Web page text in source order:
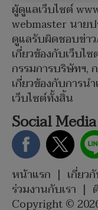
ผู้ดูแลเว็บไซต์
webmaster นาย
ดูแลรับผิดชอบข่า
เกี่ยวข้องกับเว็บไซ
กรรมการบริษัทฯ,
เกี่ยวข้องกับการน
เว็บไซต์ทั้งสิ้น
Social Media
หน้าแรก | เกี่ยว
ร่วมงานกับเรา |
Copyright ©